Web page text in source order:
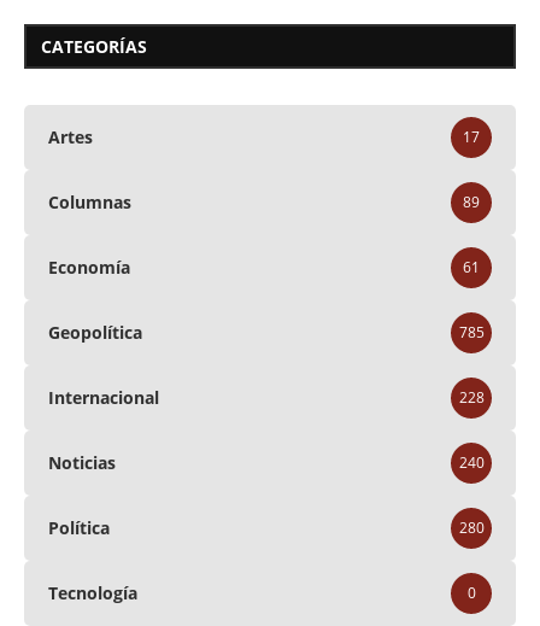
CATEGORÍAS
Artes 17
Columnas 89
Economía 61
Geopolítica 785
Internacional 228
Noticias 240
Política 280
Tecnología 0